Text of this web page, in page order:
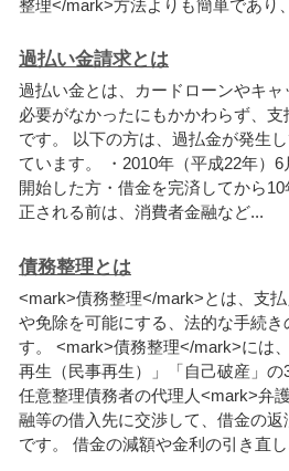
整理</mark>方法よ り も簡単であ り
過払い金請求とは
過払い金と は、 カー ド ローンやキャ
必要がなかったに もかかわらず、 支
です。 以下の方は、 過払金が発生 し
てい ます。 ・ 2010年 （平成22年） 6
開始した方 ・ 借金を完済 してから10
正される前は、 消費者金融など...
債務整理とは
<mark>債務整理</mark>と は 支払
や免除を可能にする 法的な手続き
す。 <mark>債務整理</mark>には
再生 （民事再生） 」 「自己破産 」 の
任意整理債務者の代理 人<mark>弁
融等の借入 先に交渉して 借金の返
です。 借金の減額や金利 の引 き直 し